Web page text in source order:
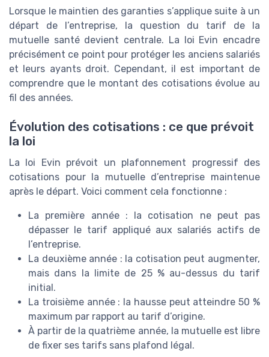
Lorsque le maintien des garanties s’applique suite à un
départ de l’entreprise, la question du tarif de la
mutuelle santé devient centrale. La loi Evin encadre
précisément ce point pour protéger les anciens salariés
et leurs ayants droit. Cependant, il est important de
comprendre que le montant des cotisations évolue au
fil des années.
Évolution des cotisations : ce que prévoit
la loi
La loi Evin prévoit un plafonnement progressif des
cotisations pour la mutuelle d’entreprise maintenue
après le départ. Voici comment cela fonctionne :
La première année : la cotisation ne peut pas
dépasser le tarif appliqué aux salariés actifs de
l’entreprise.
La deuxième année : la cotisation peut augmenter,
mais dans la limite de 25 % au-dessus du tarif
initial.
La troisième année : la hausse peut atteindre 50 %
maximum par rapport au tarif d’origine.
À partir de la quatrième année, la mutuelle est libre
de fixer ses tarifs sans plafond légal.